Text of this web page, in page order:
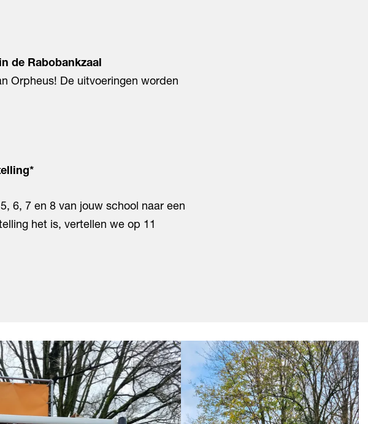
de Rabobankzaal
Orpheus! De uitvoeringen worden
6, 7 en 8 van jouw school naar een
het is, vertellen we op 11
Inzoomen